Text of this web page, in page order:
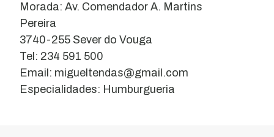
Morada: Av. Comendador A. Martins
Pereira
3740-255 Sever do Vouga
Tel: 234 591 500
Email: migueltendas@gmail.com
Especialidades: Humburgueria